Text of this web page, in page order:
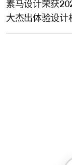
素马设计荣获
大杰出体验设计